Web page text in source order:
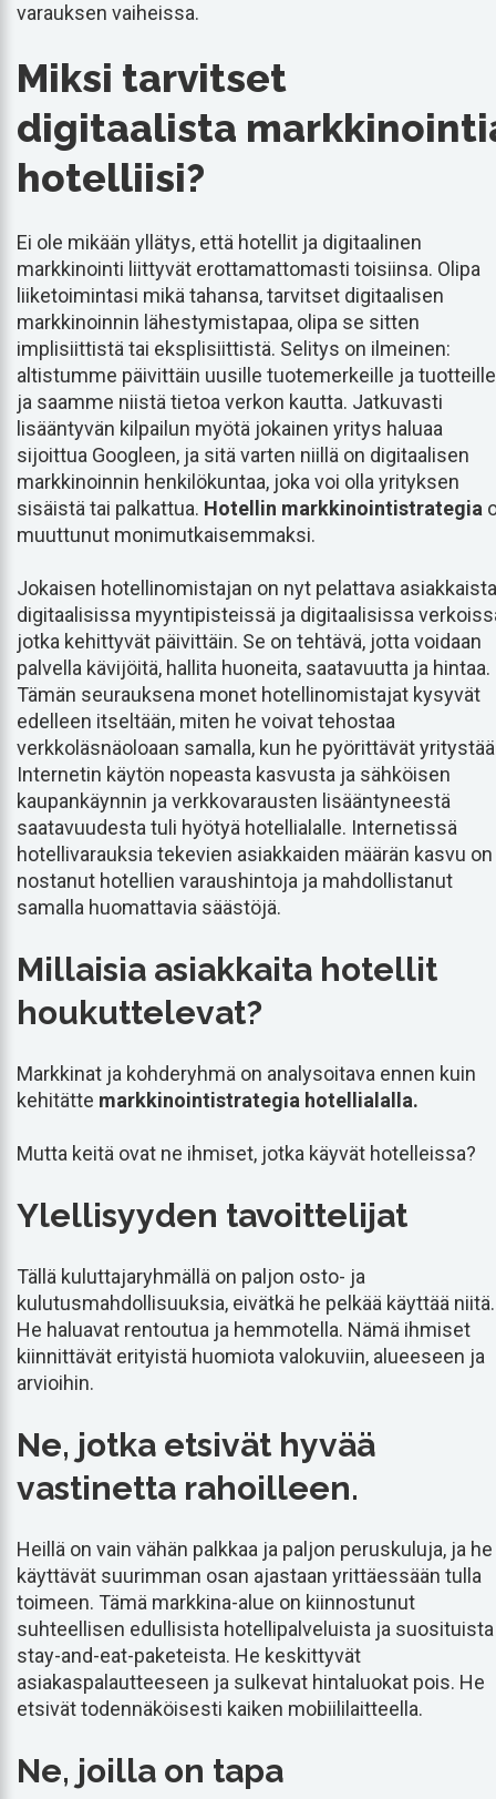
varauksen vaiheissa.
Miksi tarvitset
digitaalista
hotelliisi?
Ei ole mikään yllätys, että hotellit ja digitaalinen
markkinointi liittyvät erottamattomasti toisiinsa. Olipa
liiketoimintasi mikä tahansa, tarvitset digitaalisen
markkinoinnin lähestymistapaa, olipa se sitten
implisiittistä tai eksplisiittistä. Selitys on ilmeinen:
altistumme päivittäin uusille tuotemerkeille ja tuotteille
ja saamme niistä tietoa verkon kautta. Jatkuvasti
lisääntyvän kilpailun myötä jokainen yritys haluaa
sijoittua Googleen, ja sitä varten niillä on digitaalisen
markkinoinnin henkilökuntaa, joka voi olla yrityksen
sisäistä tai palkattua. Hotellin markkinointistrategia
muuttunut monimutkaisemmaksi.
Jokaisen hotellinomistajan on nyt pelattava asiakkaista
digitaalisissa myyntipisteissä ja digitaalisissa
jotka kehittyvät päivittäin. Se on tehtävä, jotta voidaan
palvella kävijöitä, hallita huoneita, saatavuutta ja hintaa.
Tämän seurauksena monet hotellinomistajat kysyvät
edelleen itseltään, miten he voivat tehostaa
verkkoläsnäoloaan samalla, kun he pyörittävät
Internetin käytön nopeasta kasvusta ja sähköisen
kaupankäynnin ja verkkovarausten lisääntyneestä
saatavuudesta tuli hyötyä hotellialalle. Internetissä
hotellivarauksia tekevien asiakkaiden määrän kasvu on
nostanut hotellien varaushintoja ja mahdollistanut
samalla huomattavia säästöjä.
Millaisia asiakkaita hotellit
houkuttelevat?
Markkinat ja kohderyhmä on analysoitava ennen kuin
kehitätte markkinointistrategia hotellialalla.
Mutta keitä ovat ne ihmiset, jotka käyvät hotelleissa?
Ylellisyyden tavoittelijat
Tällä kuluttajaryhmällä on paljon osto- ja
kulutusmahdollisuuksia, eivätkä he pelkää käyttää niitä.
He haluavat rentoutua ja hemmotella. Nämä ihmiset
kiinnittävät erityistä huomiota valokuviin, alueeseen ja
arvioihin.
Ne, jotka etsivät hyvää
vastinetta rahoilleen.
Heillä on vain vähän palkkaa ja paljon peruskuluja, ja he
käyttävät suurimman osan ajastaan yrittäessään tulla
toimeen. Tämä markkina-alue on kiinnostunut
suhteellisen edullisista hotellipalveluista ja suosituista
stay-and-eat-paketeista. He keskittyvät
asiakaspalautteeseen ja sulkevat hintaluokat pois. He
etsivät todennäköisesti kaiken mobiililaitteella.
Ne, joilla on tapa